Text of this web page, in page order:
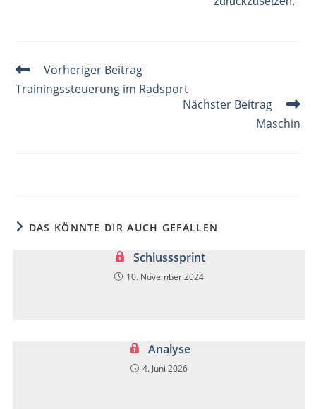
Weitere
Artikel
ansehen
Vorheriger Beitrag
Trainingssteuerung im Radsport
Nächster Beitrag
Maschin
DAS KÖNNTE DIR AUCH GEFALLEN
Schlusssprint
10. November 2024
Analyse
4. Juni 2026